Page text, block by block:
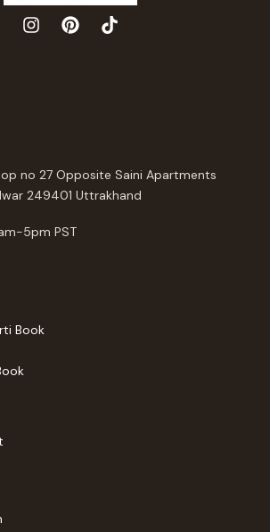
no 27 Opposite Saini Apartments
249401 Uttrakhand
5pm PST
Book